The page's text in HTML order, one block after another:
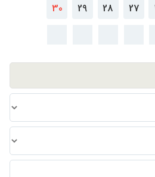
27
28
29
30